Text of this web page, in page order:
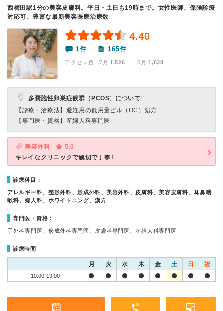
西梅田駅1分の美容皮膚科。平日・土日も19時まで。女性医師。保険診療
対応可。豊富な最新美容医療治療数
4.40
1件 165件
アクセス数 7月:1,526 | 6月:1,638
多嚢胞性卵巣症候群（PCOS）について
【診療・治療法】 避妊用の低用量ピル（OC）処方
【専門医・資格】 産婦人科専門医
美容外科
5.0
キレイなクリニックで親切で丁寧！
診療科目：
アレルギー科、整形外科、形成外科、美容外科、皮膚科、美容皮膚科、耳鼻咽
喉科、婦人科、ホワイトニング、漢方
専門医・資格：
手外科専門医、形成外科専門医、皮膚科専門医、産婦人科専門医
診療時間
月 火 水 木 金 土 日 祝
10:00-19:00